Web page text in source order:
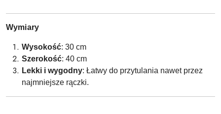
Wymiary
Wysokość: 30 cm
Szerokość: 40 cm
Lekki i wygodny: Łatwy do przytulania nawet przez
najmniejsze rączki.